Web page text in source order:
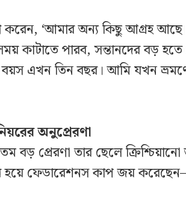
‘আমার অন্য কিছু আগ্রহ
কাটাতে পারব, সন্তানদের বড়
বয়স এখন তিন বছর। আমি যখন
অনুপ্রেরণা
বড় প্রেরণা তার ছেলে ক্রিশ্চিয়ানো
হয়ে ফেডারেশনস কাপ জয়